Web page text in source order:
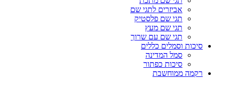
אביזרים לתגי שם
תגי שם פלסטיק
תגי שם מעץ
תגי שם עם שרוך
סיכות וסמלים כללים
סמל המדינה
סיכות כפתור
רקמה ממוחשבת